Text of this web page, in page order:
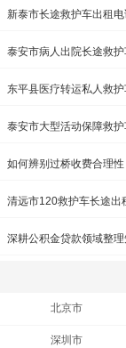
新泰市长途救护车出租
泰安市病人出院长途救
东平县医疗转运私人救
泰安市大型活动保障救
如何辨别过桥收费合理
清远市120救护车长途出
深耕公积金贷款领域整
北京市
深圳市